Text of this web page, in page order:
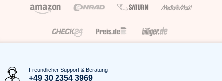
Freundlicher Support & Beratung
+49 30 2354 3969